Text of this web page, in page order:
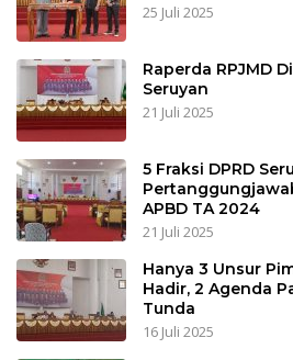
25 Juli 2025
Raperda RPJMD
Seruyan
21 Juli 2025
5 Fraksi DPRD
APBD TA 2024
21 Juli 2025
Hanya 3 Unsur
Hadir, 2 Agenda
Tunda
16 Juli 2025